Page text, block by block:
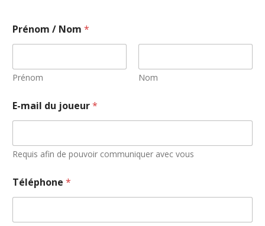
Prénom / Nom *
Prénom Nom
E-mail du joueur*
Requis afin de pouvoir communiquer avec vous
Téléphone *